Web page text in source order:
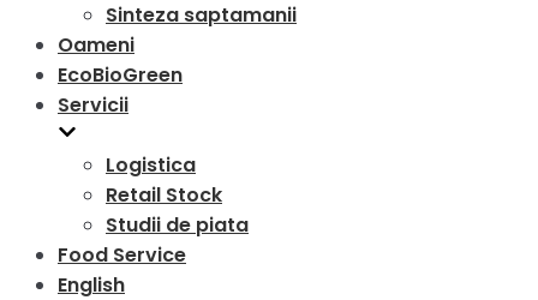
Sinteza saptamanii
Oameni
EcoBioGreen
Servicii
Logistica
Retail Stock
Studii de piata
Food Service
English